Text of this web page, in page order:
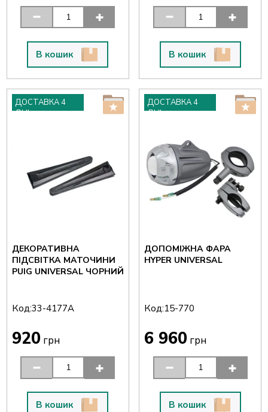
В кошик В кошик
ДОСТАВКА 4
ДНІ
ДЕКОРАТИВНА
ПІДСВІТКА МАТОЧИНИ
PUIG UNIVERSAL ЧОРНИЙ
Код:33-4177A
920грн
В кошик
ДОСТАВКА 4
ДНІ
ДОПОМІЖНА ФАРА
HYPER UNIVERSAL
Код:15-770
6 960 грн
В кошик